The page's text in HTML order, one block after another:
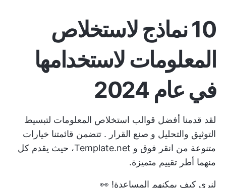
10 نماذج لاستخلاص
المعلومات لاستخدامها
في عام 2024
لقد قدمنا أفضل قوالب استخلاص المعلومات لتبسيط
التوثيق والتحليل و صنع القرار . تتضمن قائمتنا خيارات
متنوعة من انقر فوق
و Template.net، حيث يقدم كل
منهما أطر تقييم متميزة.
لنرى كيف يمكنهم المساعدة! 👀